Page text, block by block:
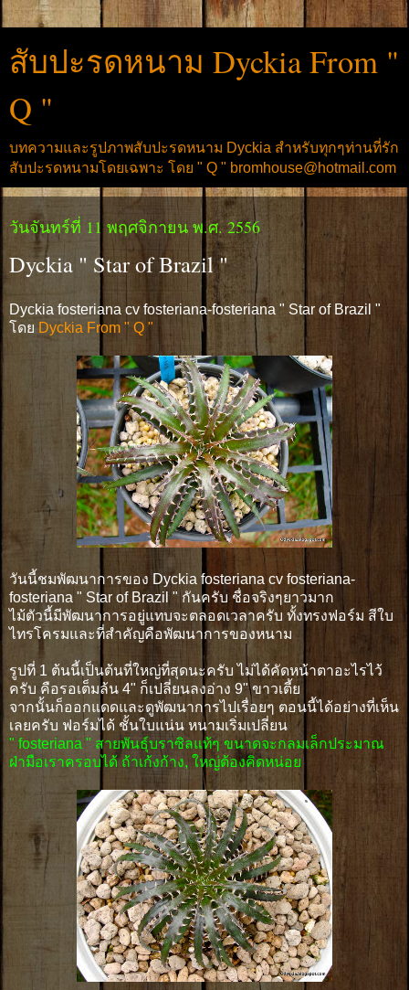
สับปะรดหนาม Dyckia From "
Q "
บทความและรูปภาพสับปะรดหนาม Dyckia สำหรับทุกๆท่านที่รัก
สับปะรดหนามโดยเฉพาะ โดย " Q " bromhouse@hotmail.com
วันจันทร์ที่ 11 พฤศจิกายน พ.ศ. 2556
Dyckia " Star of Brazil "
Dyckia fosteriana cv fosteriana-fosteriana " Star of Brazil "
โดย Dyckia From " Q "
วันนี้ชมพัฒนาการของ Dyckia fosteriana cv fosteriana-
fosteriana " Star of Brazil " กันครับ ชื่อจริงๆยาวมาก
ไม้ตัวนี้มีพัฒนาการอยู่แทบจะตลอดเวลาครับ ทั้งทรงฟอร์ม สีใบ
ไทรโครมและที่สำคัญคือพัฒนาการของหนาม
รูปที่ 1 ต้นนี้เป็นต้นที่ใหญ่ที่สุดนะครับ ไม่ได้คัดหน้าตาอะไรไว้
ครับ คือรอเต็มล้น 4" ก็เปลี่ยนลงอ่าง 9" ขาวเตี้ย
จากนั้นก็ออกแดดและดูพัฒนาการไปเรื่อยๆ ตอนนี้ได้อย่างที่เห็น
เลยครับ ฟอร์มได้ ชั้นใบแน่น หนามเริ่มเปลี่ยน
" fosteriana " สายพันธุ์บราซิลแท้ๆ ขนาดจะกลมเล็กประมาณ
ฝ่ามือเราครอบได้ ถ้าเก้งก้าง, ใหญ่ต้องคิดหน่อย